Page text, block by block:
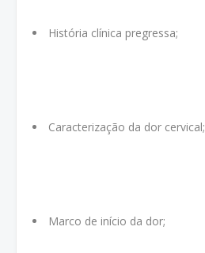
História clínica pregressa;
Caracterização da dor cervical;
Marco de início da dor;